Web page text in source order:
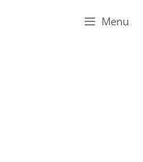
Menu